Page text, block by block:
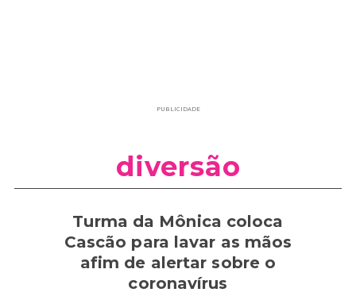
PUBLICIDADE
diversão
Turma da Mônica coloca
Cascão para lavar as mãos
afim de alertar sobre o
coronavírus